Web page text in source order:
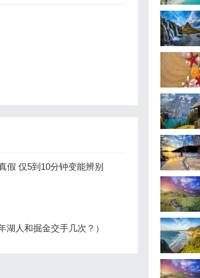
假 仅5到10分钟变能辨别
人和掘金交手几次？）